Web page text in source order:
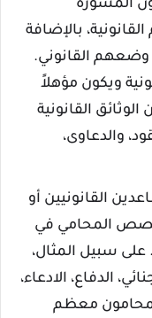
المشورة
بالإضافة
وضعهم القانوني.
ويكون مؤهلاً
القانونية
والدعاوى،
القانونيين أو
المحامي في
سبيل المثال،
الدفاع، الادعاء،
معظم